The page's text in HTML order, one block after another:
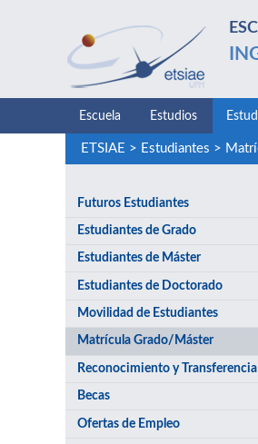
Escuela Estudios
ETSIAE > Estudiantes >
Futuros Estudiantes
Estudiantes de Grado
Estudiantes de Máster
Estudiantes de Doctorado
Movilidad de Estudiantes
Matrícula Grado/Máster
Reconocimiento y
Becas
Ofertas de Empleo